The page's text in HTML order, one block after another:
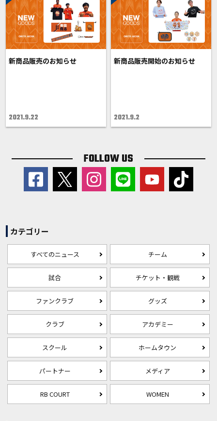
新商品販売のお知らせ
2021.9.22
新商品販売開始のお知らせ
2021.9.2
FOLLOW US
カテゴリー
すべてのニュース チーム
試合 チケット・観戦
ファンクラブ グッズ
クラブ アカデミー
スクール ホームタウン
パートナー メディア
RB COURT WOMEN